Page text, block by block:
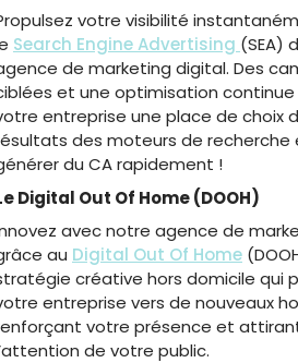
votre visibilité
Search Engine Advertising (SEA)
de marketing digital. Des
et une optimisation
entreprise une place de choix
des moteurs de recherche
du CA rapidement !
Digital Out Of Home (DOOH)
avec notre agence de
au Digital Out Of Home
créative hors domicile qui
entreprise vers de nouveaux
votre présence et
de votre public.